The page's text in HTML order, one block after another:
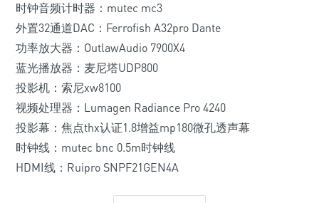
时钟音频计时器：mutec mc3
外置32通道DAC：Ferrofish A32pro Dante
功率放大器：OutlawAudio 7900X4
蓝光播放器：麦尼塔UDP800
投影机：索尼xw8100
视频处理器：Lumagen Radiance Pro 4240
投影幕：焦点thx认证1.8增益mp180微孔透声幕
时钟线：mutec bnc 0.5m时钟线
HDMI线：Ruipro SNPF21GEN4A